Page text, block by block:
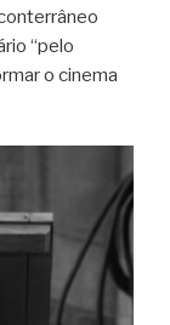
“pelo
o cinema